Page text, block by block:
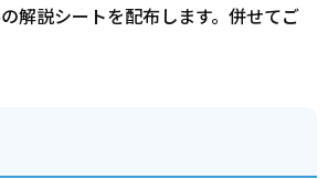
解説シートを配布します。併せてご